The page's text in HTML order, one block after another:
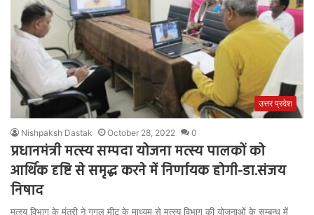
उत्तर प्रदेश
Nishpaksh Dastak October 28, 2022 0
प्रधानमंत्री मत्स्य सम्पदा योजना मत्स्य पालकों को
आर्थिक दृष्टि से समृद्ध करने में निर्णायक होगी-डा.संजय
निषाद
मत्स्य विभाग के मंत्री ने गूगल मीट के माध्यम से मत्स्य विभाग की योजनाओं के सम्बन्ध में